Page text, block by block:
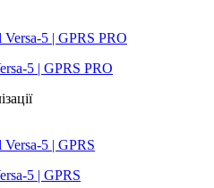
5 | GPRS PRO
5 | GPRS